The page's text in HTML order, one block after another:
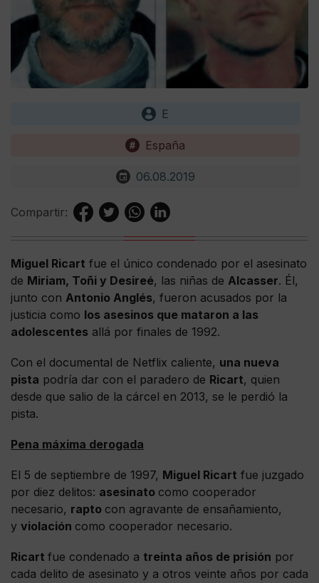
E
España
06.08.2019
Compartir:
Miguel Ricart fue el único condenado por el asesinato
de Miriam, Toñi y Desireé, las niñas de Alcasser. Él,
junto con Antonio Anglés, fueron acusados por la
justicia como los asesinos que mataron a las
adolescentes allá por finales de 1992.
Con el documental de Netflix caliente, una nueva
pista podría dar con el paradero de Ricart, quien
desde que salio de la cárcel en 2013, se le perdió la
pista.
Pena máxima derogada
El 5 de septiembre de 1997, Miguel Ricart fue juzgado
por diez delitos: asesinato como cooperador
necesario, rapto con agravante de ensañamiento,
y violación como cooperador necesario.
Ricart fue condenado a treinta años de prisión por
cada delito de asesinato y a otros veinte años por cada